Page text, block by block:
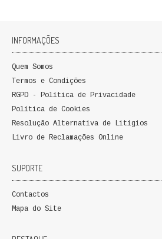
ANÁLISE DA ACÇÃO EDUCATIVA
COLEÇÃO PONTO DE INTERROGAÇÃO
COLEÇÃO PONTO E VÍRGULA
HISTÓRIA
PRÉ-HISTÓRIA
LITERATURA
INFORMAÇÕES
Quem Somos
Termos e Condições
RGPD - Política de Privacidade
Política de Cookies
Resolução Alternativa de Litígios
Livro de Reclamações Online
SUPORTE
Contactos
Mapa do Site